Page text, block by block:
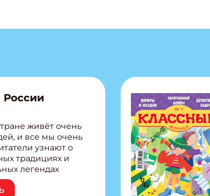
живёт очень
и все мы очень
узнают о
традициях и
легендах
Внутри:
башкир и